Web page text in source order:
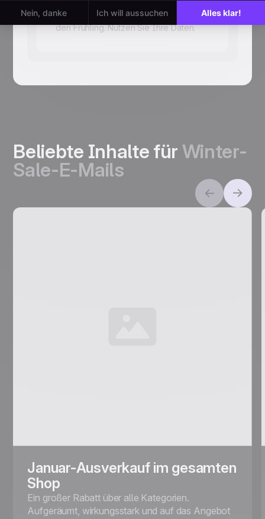
Accessoires oder Übergangsstücke für
den Frühling. Nutzen Sie Ihre Daten.
Beliebte Inhalte für Winter-
Sale-E-Mails
Januar-Ausverkauf im gesamten
Shop
Ein großer Rabatt über alle Kategorien.
Aufgeräumt, wirkungsstark und auf das Angebot